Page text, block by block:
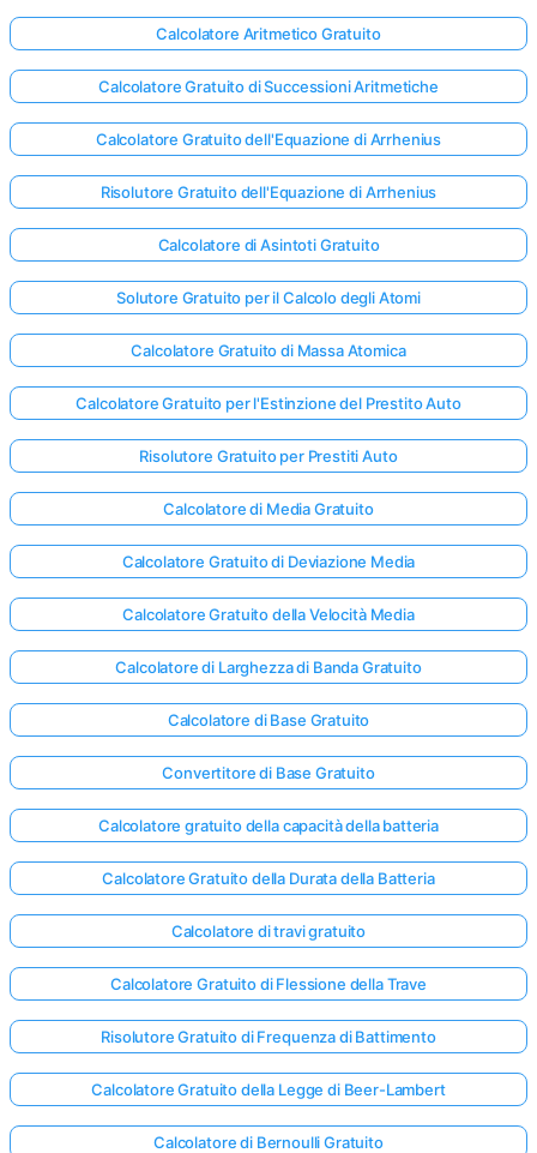
la Tua
Prima
Calcolatore Aritmetico Gratuito
Calcolatore Gratuito di Successioni Aritmetiche
Calcolatore Gratuito dell'Equazione di Arrhenius
Risolutore Gratuito dell'Equazione di Arrhenius
Calcolatore di Asintoti Gratuito
Solutore Gratuito per il Calcolo degli Atomi
Calcolatore Gratuito di Massa Atomica
Calcolatore Gratuito per l'Estinzione del Prestito Auto
Risolutore Gratuito per Prestiti Auto
Calcolatore di Media Gratuito
Calcolatore Gratuito di Deviazione Media
Calcolatore Gratuito della Velocità Media
Calcolatore di Larghezza di Banda Gratuito
Calcolatore di Base Gratuito
Convertitore di Base Gratuito
Calcolatore gratuito della capacità della batteria
Calcolatore Gratuito della Durata della Batteria
Calcolatore di travi gratuito
Calcolatore Gratuito di Flessione della Trave
Risolutore Gratuito di Frequenza di Battimento
Calcolatore Gratuito della Legge di Beer-Lambert
Calcolatore di Bernoulli Gratuito